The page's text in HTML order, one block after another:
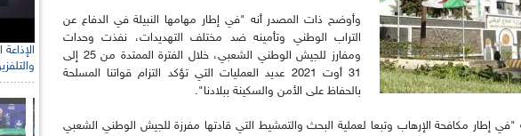
وأوضح ذات المصدر أنه "في إطار مهامها النبيلة في الدفاع عن
التراب الوطني وتأمينه ضد مختلف التهديدات، نفذت وحدات
ومفارز للجيش الوطني الشعبي، خلال الفترة الممتدة من 25 إلى
31 أوت 2021 عديد العمليات التي تؤكد التزام قواتنا المسلحة
بالحفاظ على الأمن والسكينة ببلادنا".
"في إطار مكافحة الإرهاب وتبعا لعملية البحث والتمشيط التي قادتها مفرزة للجيش الوطني الشعبي